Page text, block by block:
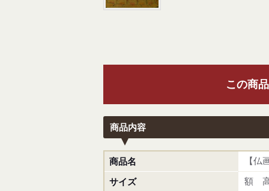
この商
商品内容
商品名 【仏
サイズ 額 高